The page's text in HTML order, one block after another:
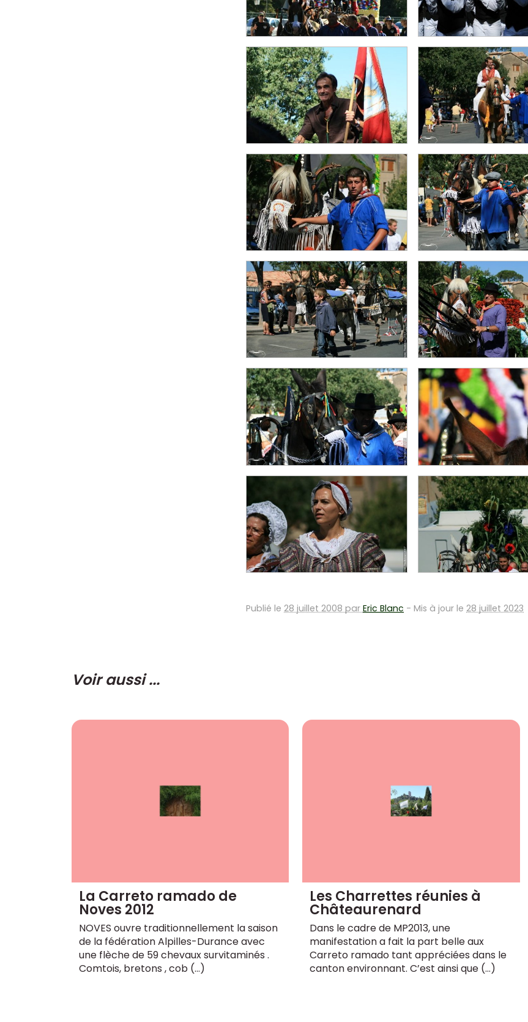
Publié le 28 juillet 2008 par Eric Blanc - Mis à jour le 28 juillet 2023
Voir aussi ...
La Carreto ramado de
Noves 2012
NOVES ouvre traditionnellement la saison
de la fédération Alpilles-Durance avec
une flèche de 59 chevaux survitaminés .
Comtois, bretons , cob (…)
Les Charrettes réunies à
Châteaurenard
Dans le cadre de MP2013, une
manifestation a fait la part belle aux
Carreto ramado tant appréciées dans le
canton environnant. C’est ainsi que (…)